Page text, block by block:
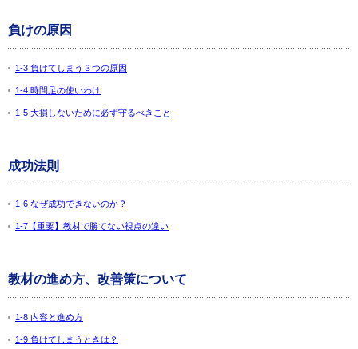
負けの原因
1-3 負けてしまう３つの原因
1-4 時間足の使いわけ
1-5 大損しないために必ず守るべきこと
成功法則
1-6 なぜ成功できないのか？
1-7【重要】教材で勝てない視点の違い
教材の進め方、改善策について
1-8 内容と進め方
1-9 負けてしまうときは？